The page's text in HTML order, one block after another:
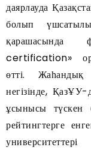
даярлауда
болып
қарашасында
certification»
өтті.
негізінде,
ұсынысы түскен
рейтингтерге